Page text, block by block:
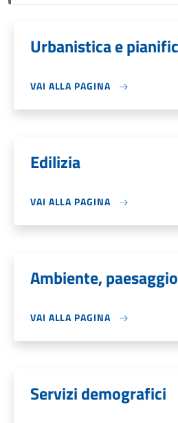
Urbanistica e
VAI ALLA PAGINA
Edilizia
VAI ALLA PAGINA
Ambiente,
VAI ALLA PAGINA
Servizi demografici